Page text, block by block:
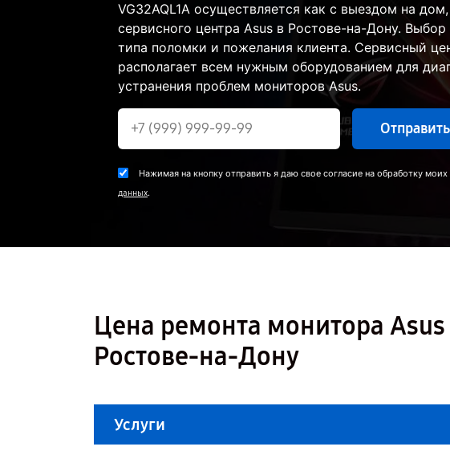
VG32AQL1A осуществляется как с выездом на
сервисного центра Asus в Ростове-на-Дону. Выбор
типа поломки и пожелания клиента. Сервисный
располагает всем нужным оборудованием для
устранения проблем мониторов Asus.
Нажимая на кнопку отправить я даю свое согласие на обработку моих
данных.
Цена ремонта монитора Asus
Ростове-на-Дону
Услуги